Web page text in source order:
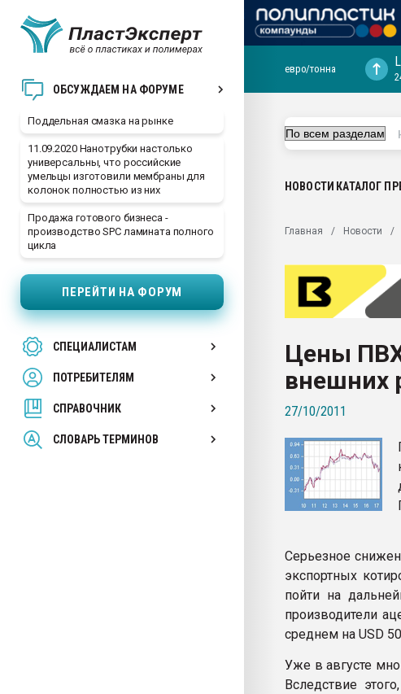
ОБСУЖДАЕМ НА ФОРУМЕ
Поддельная смазка на рынке
11.09.2020 Нанотрубки настолько
универсальны, что российские
умельцы изготовили мембраны для
колонок полностью из них
Продажа готового бизнеса -
производство SPC ламината полного
цикла
ПЕРЕЙТИ НА ФОРУМ
СПЕЦИАЛИСТАМ
ПОТРЕБИТЕЛЯМ
СПРАВОЧНИК
СЛОВАРЬ ТЕРМИНОВ
ближайшее подмосковье, с.-в.
Подмосковье, Москва
первый план в переработке
28.07.2026 "Технониколь"
ситуацией на строительном
Всё, что касается выдува ПЭТ
Материал поверхности
Продам отходы Композиция
поликарбоната и АБС-
Armaloy PC/ABS-1IM черный
евро/тонна
НОВОСТИ КАТАЛОГ
Главная Новости
Цены
внешних
27/10/2011
Серьезное
экспортных
пойти на
производители
среднем на USD
Уже в августе
Вследствие